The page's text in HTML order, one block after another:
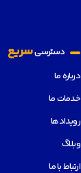
دسترسیسریع
درباره ما
خدمات ما
رویدادها
وبلاگ
ارتباط با ما